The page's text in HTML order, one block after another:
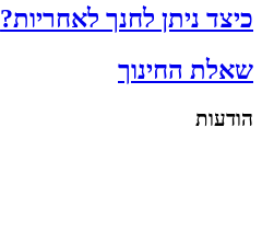
כיצד ניתן לחנך לאחריות?
שאלת החינוך
הודעות